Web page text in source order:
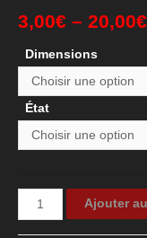
3,00€ – 20,00€
Dimensions
État
quantité
de
Ajouter